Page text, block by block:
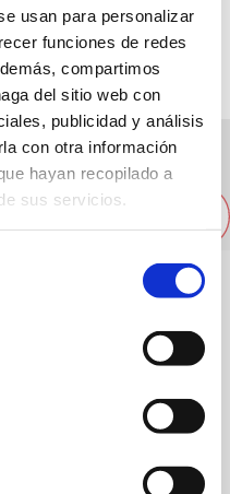
usan para personalizar
funciones de redes
compartimos
del sitio web con
publicidad y análisis
con otra información
hayan recopilado a
sus servicios.